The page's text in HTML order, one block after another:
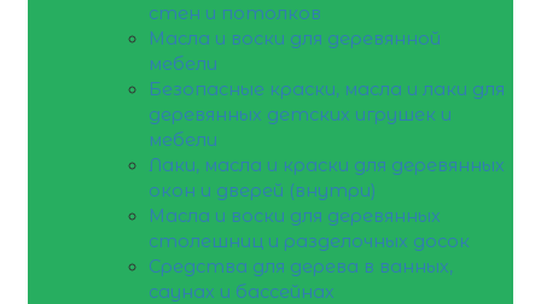
стен и потолков
Масла и воски для деревянной
мебели
Безопасные краски, масла и лаки для
деревянных детских игрушек и
мебели
Лаки, масла и краски для деревянных
окон и дверей (внутри)
Масла и воски для деревянных
столешниц и разделочных досок
Средства для дерева в ванных,
саунах и бассейнах